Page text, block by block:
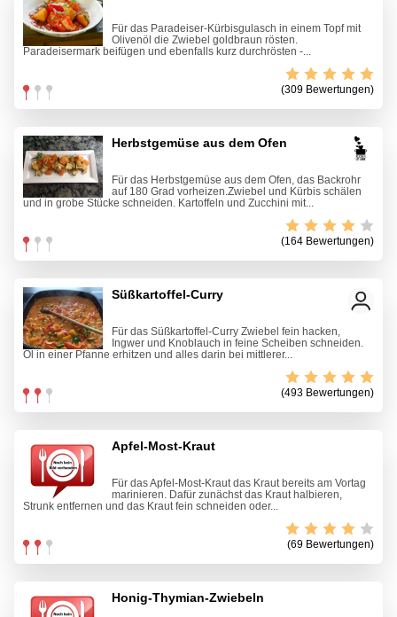
Für das Paradeiser-Kürbisgulasch in einem Topf mit
Olivenöl die Zwiebel goldbraun rösten.
Paradeisermark beifügen und ebenfalls kurz durchrösten -...
(309 Bewertungen)
Herbstgemüse aus dem Ofen
Für das Herbstgemüse aus dem Ofen, das Backrohr
auf 180 Grad vorheizen.Zwiebel und Kürbis schälen
und in grobe Stücke schneiden. Kartoffeln und Zucchini mit...
(164 Bewertungen)
Süßkartoffel-Curry
Für das Süßkartoffel-Curry Zwiebel fein hacken,
Ingwer und Knoblauch in feine Scheiben schneiden.
Öl in einer Pfanne erhitzen und alles darin bei mittlerer...
(493 Bewertungen)
Apfel-Most-Kraut
Für das Apfel-Most-Kraut das Kraut bereits am Vortag
marinieren. Dafür zunächst das Kraut halbieren,
Strunk entfernen und das Kraut fein schneiden oder...
(69 Bewertungen)
Honig-Thymian-Zwiebeln